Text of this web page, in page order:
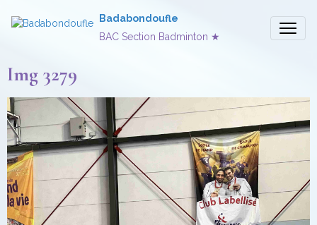
Badabondoufle
BAC Section Badminton ★
Img 3279